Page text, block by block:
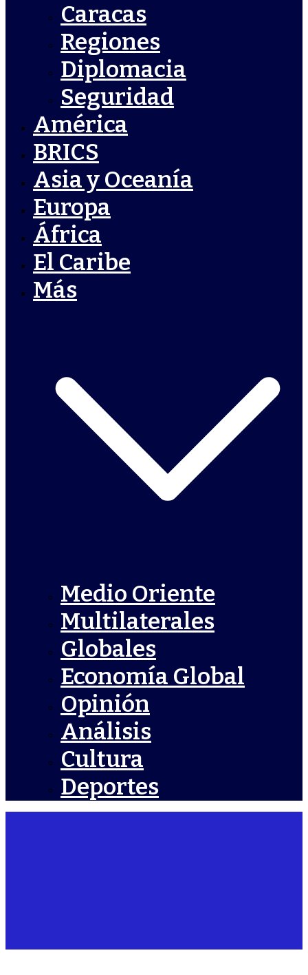
Caracas
Regiones
Diplomacia
Seguridad
América
BRICS
Asia y Oceanía
Europa
África
El Caribe
Más
Medio Oriente
Multilaterales
Globales
Economía Global
Opinión
Análisis
Cultura
Deportes